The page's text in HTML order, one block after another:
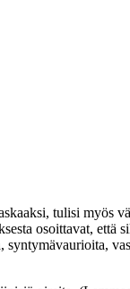
tulisi myös
osoittavat, että